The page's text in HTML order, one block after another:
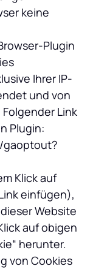
keine
Plugin
Ihrer IP-
und von
Link
Plugin:
gaoptout?
Klick auf
einfügen),
Website
auf obigen
herunter.
von Cookies